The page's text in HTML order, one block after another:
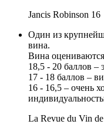
Jancis Robinson 16
Один из
вина.
Вина
18,5 - 20 баллов –
17 - 18 баллов –
16 - 16,5 – очень
La Revue du Vin